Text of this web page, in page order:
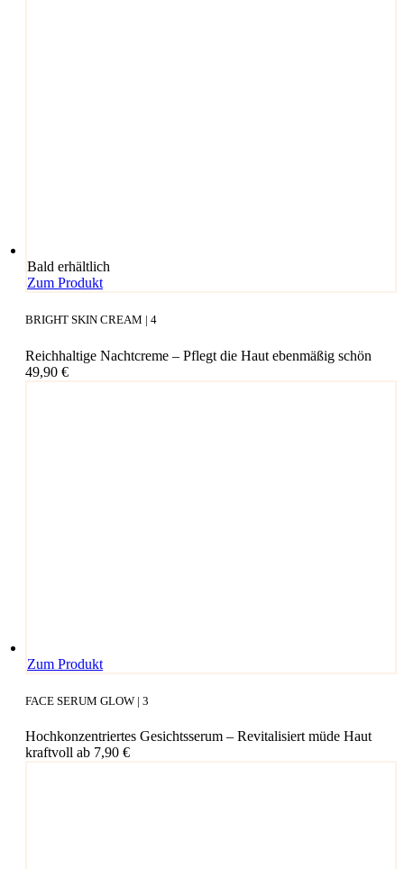
Bald erhältlich
Zum Produkt
BRIGHT SKIN CREAM | 4
Reichhaltige Nachtcreme – Pflegt die Haut ebenmäßig schön
49,90 €
Zum ProduktDieses
weist
mehrere
Varianten
auf.
Die
FACE SERUM GLOW | 3
Hochkonzentriertes Gesichtsserum – Revitalisiert müde Haut
kraftvoll ab 7,90 €